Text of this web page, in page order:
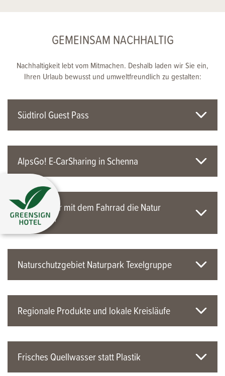
GEMEINSAM NACHHALTIG
Nachhaltigkeit lebt vom Mitmachen. Deshalb laden wir Sie ein,
Ihren Urlaub bewusst und umweltfreundlich zu gestalten:
Südtirol Guest Pass
AlpsGo! E-CarSharing in Schenna
Zu Fuß oder mit dem Fahrrad die Natur
entdecken
Naturschutzgebiet Naturpark Texelgruppe
Regionale Produkte und lokale Kreisläufe
Frisches Quellwasser statt Plastik